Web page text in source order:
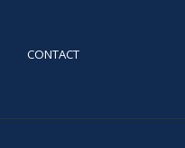
CONTACT